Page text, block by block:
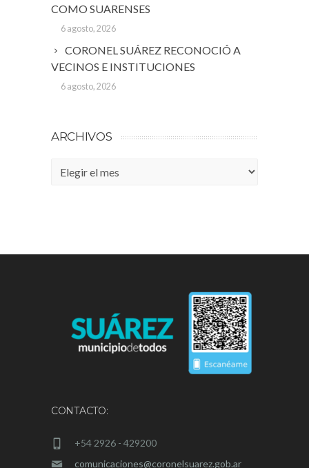
COMO SUARENSES
6 agosto, 2026
CORONEL SUÁREZ RECONOCIÓ A
VECINOS E INSTITUCIONES
6 agosto, 2026
ARCHIVOS
Archivos
CONTACTO:
+54 2926 - 429200
comunicaciones@coronelsuarez.gob.ar